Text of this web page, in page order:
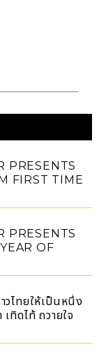
PRESENTS
FIRST TIME
PRESENTS
OF
วไทยให้เป็นหนึ่ง
ทิดไท้ ถวายใจ